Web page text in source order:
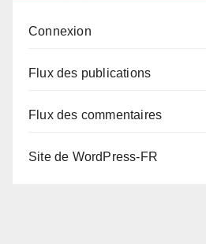
Connexion
Flux des publications
Flux des commentaires
Site de WordPress-FR